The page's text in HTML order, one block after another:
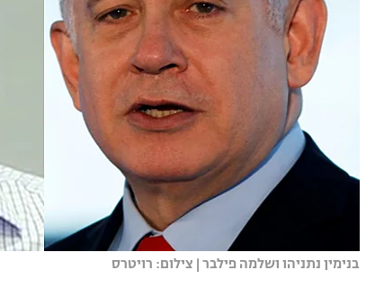
בנימין נתניהו ושלמה פילבר | צילום: רויטרס